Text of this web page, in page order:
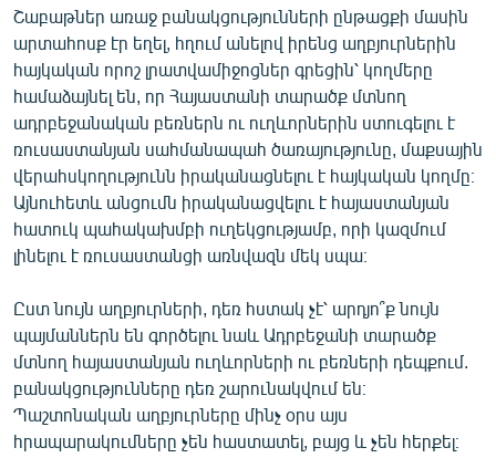
Շաբաթներ առաջ բանակցությունների ընթացքի մասին
արտահոսք էր եղել, հղում անելով իրենց աղբյուրներին
հայկական որոշ լրատվամիջոցներ գրեցին՝ կողմերը
համաձայնել են, որ Հայաստանի տարածք մտնող
ադրբեջանական բեռներն ու ուղևորներին ստուգելու է
ռուսաստանյան սահմանապահ ծառայությունը, մաքսային
վերահսկողությունն իրականացնելու է հայկական կողմը։
Այնուհետև անցումն իրականացվելու է հայաստանյան
հատուկ պահակախմբի ուղեկցությամբ, որի կազմում
լինելու է ռուսաստանցի առնվազն մեկ սպա։
Ըստ նույն աղբյուրների, դեռ հստակ չէ՝ արդյո՞ք նույն
պայմաններն են գործելու նաև Ադրբեջանի տարածք
մտնող հայաստանյան ուղևորների ու բեռների դեպքում.
բանակցությունները դեռ շարունակվում են։
Պաշտոնական աղբյուրները մինչ օրս այս
հրապարակումները չեն հաստատել, բայց և չեն հերքել։